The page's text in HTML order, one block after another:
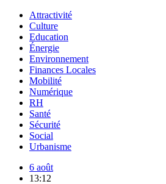
Attractivité
Culture
Education
Énergie
Environnement
Finances Locales
Mobilité
Numérique
RH
Santé
Sécurité
Social
Urbanisme
6 août
13:12